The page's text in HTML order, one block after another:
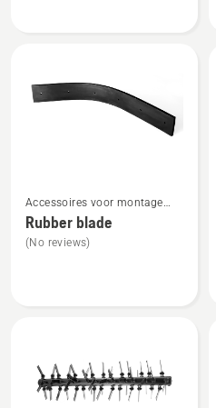
meer
details
over
Accessoires voor montage
aan de voorzijde
Rubber blade
(No reviews)